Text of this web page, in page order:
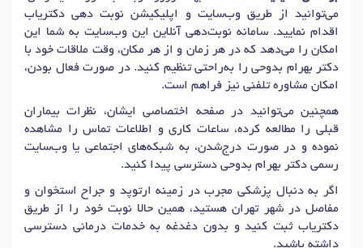
می‌توانید از طریق وب‌سایت و اپلیکیشن نوبت دهی دکتریاب
اقدام نمایید. سامانه نوبت‌دهی آنلاین این وب‌سایت به شما این
امکان را می‌دهد که در هر زمان و از هر مکان، وقت ملاقات خود با
دکتر بهرام بدوحی را به‌راحتی تنظیم کنید. در صورت فعال بودن،
امکان مشاوره تلفنی نیز فراهم است.
همچنین می‌توانید در صفحه اختصاصی ایشان، نظرات بیماران
قبلی را مطالعه کرده، ساعات کاری و اطلاعات تماس را مشاهده
نموده و در صورت درج‌شدن، به شبکه‌های اجتماعی یا وب‌سایت
رسمی دکتر بهرام بدوحی دسترسی پیدا کنید.
اگر به دنبال پزشکی مجرب در زمینه ارتوپد و جراح استخوان و
مفاصل در شهر تهران هستید، همین حالا نوبت خود را از طریق
دکتریاب ثبت کنید و بدون دغدغه به خدمات درمانی دسترسی
داشته باشید.